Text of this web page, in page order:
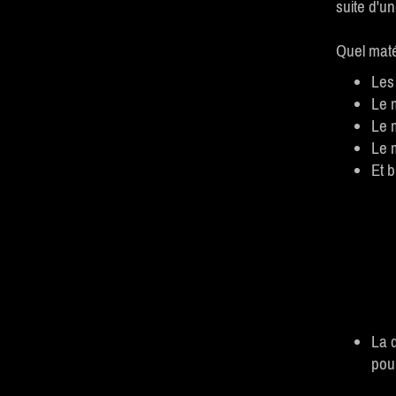
suite
Quel
Le
Le
Le
Et
La